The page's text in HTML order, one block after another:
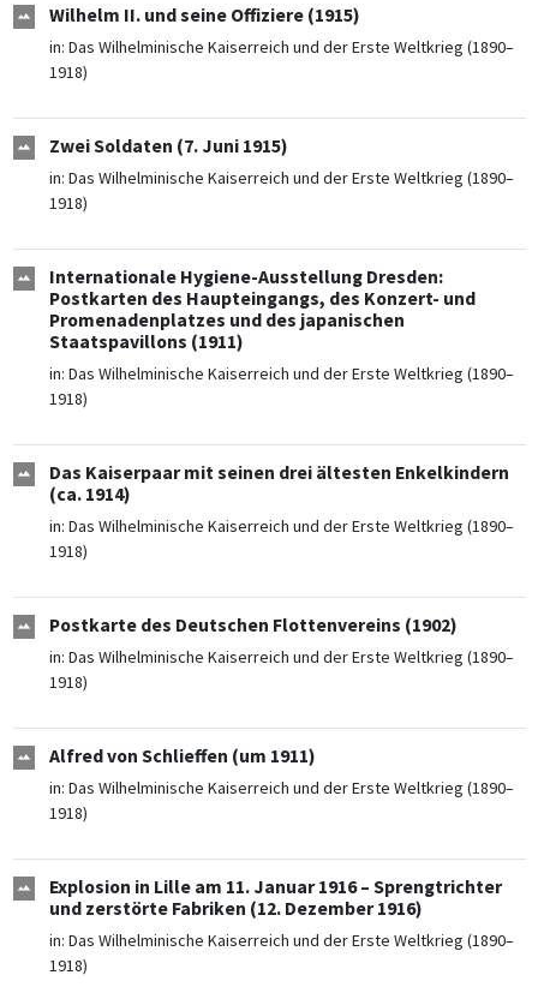
Wilhelm II. und seine Offiziere (1915)
in: Das Wilhelminische Kaiserreich und der Erste Weltkrieg (1890–
1918)
Zwei Soldaten (7. Juni 1915)
in: Das Wilhelminische Kaiserreich und der Erste Weltkrieg (1890–
1918)
Internationale Hygiene-Ausstellung Dresden:
Postkarten des Haupteingangs, des Konzert- und
Promenadenplatzes und des japanischen
Staatspavillons (1911)
in: Das Wilhelminische Kaiserreich und der Erste Weltkrieg (1890–
1918)
Das Kaiserpaar mit seinen drei ältesten Enkelkindern
(ca. 1914)
in: Das Wilhelminische Kaiserreich und der Erste Weltkrieg (1890–
1918)
Postkarte des Deutschen Flottenvereins (1902)
in: Das Wilhelminische Kaiserreich und der Erste Weltkrieg (1890–
1918)
Alfred von Schlieffen (um 1911)
in: Das Wilhelminische Kaiserreich und der Erste Weltkrieg (1890–
1918)
Explosion in Lille am 11. Januar 1916 – Sprengtrichter
und zerstörte Fabriken (12. Dezember 1916)
in: Das Wilhelminische Kaiserreich und der Erste Weltkrieg (1890–
1918)